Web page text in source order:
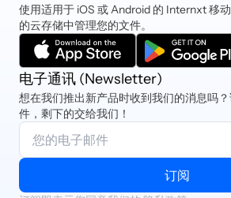
使用适用于 iOS 或 Android 的 Internxt 移
的云存储中管理您的文件。
电子通讯 (Newsletter)
想在我们推出新产品时收到我们的消息吗
件，剩下的交给我们！
订阅